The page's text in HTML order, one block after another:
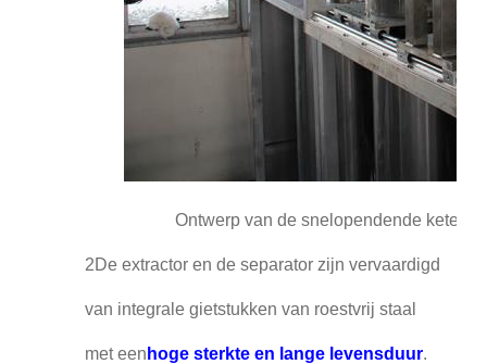
Ontwerp van de snelopendende ketel
2De extractor en de separator zijn vervaardigd
van integrale gietstukken van roestvrij staal
met een hoge sterkte en lange levensduur.